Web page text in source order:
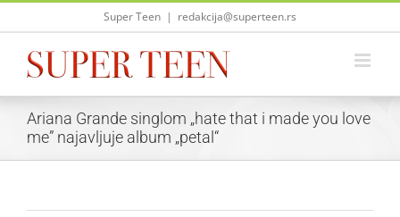
Skip
Super Teen | redakcija@superteen.rs
Ariana Grande singlom „hate that i made you love
me” najavljuje album „petal“